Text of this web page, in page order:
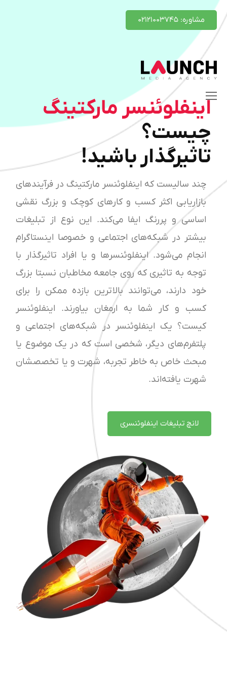
مشاوره: ۰۲۱۲۱۰۰۳۷۴۵
اینفلوئنسر مارکتینگ
چیست؟
تاثیرگذار باشید!
چند سالیست که اینفلوئنسر مارکتینگ در فرآیندهای
بازاریابی اکثر کسب و کارهای کوچک و بزرگ نقشی
اساسی و پررنگ ایفا می‌کند. این نوع از تبلیغات
بیشتر در شبکه‌های اجتماعی و خصوصا اینستاگرام
انجام می‌شود. اینفلوئنسرها و یا افراد تاثیرگذار با
توجه به تاثیری که روی جامعه مخاطبان نسبتا بزرگ
خود دارند، می‌توانند بالاترین بازده ممکن را برای
کسب و کار شما به ارمغان بیاورند. اینفلوئنسر
کیست؟ یک اینفلوئنسر‌ در شبکه‌های اجتماعی و
پلتفرم‌های دیگر، شخصی است که در یک موضوع یا
مبحث خاص به خاطر تجربه، شهرت و یا تخصصشان
شهرت یافته‌اند.
لانچ تبلیغات اینفلوئنسری